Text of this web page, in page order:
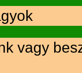
vagy